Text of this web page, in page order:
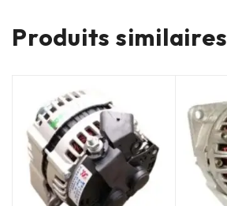
Produits similaires